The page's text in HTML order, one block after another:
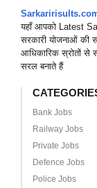
यहाँ आपको Latest
सरकारी योजनाओं की
आधिकारिक स्रोतों से
सरल बनाते हैं
Bank Jobs
Railway Jobs
Private Jobs
Defence Jobs
Police Jobs